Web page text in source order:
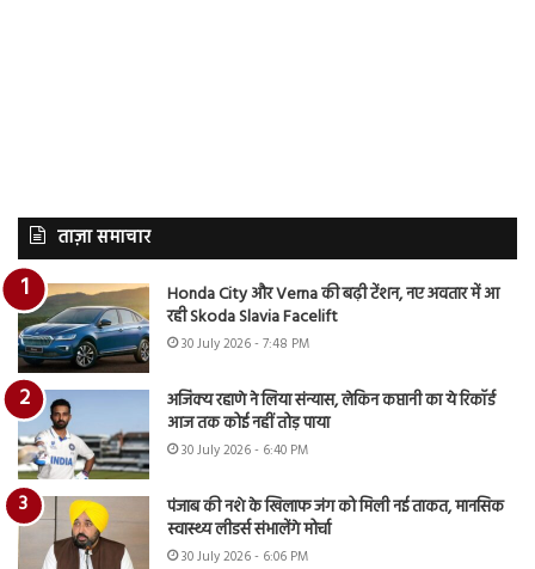
ताज़ा समाचार
Honda City और Verna की बढ़ी टेंशन, नए अवतार में आ
रही Skoda Slavia Facelift
30 July 2026 - 7:48 PM
अजिंक्य रहाणे ने लिया संन्यास, लेकिन कप्तानी का ये रिकॉर्ड
आज तक कोई नहीं तोड़ पाया
30 July 2026 - 6:40 PM
पंजाब की नशे के खिलाफ जंग को मिली नई ताकत, मानसिक
स्वास्थ्य लीडर्स संभालेंगे मोर्चा
30 July 2026 - 6:06 PM